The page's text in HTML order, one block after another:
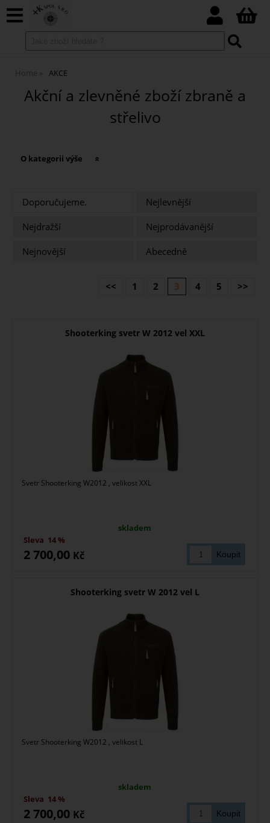
Home AKCE
Akční a zlevněné zboží zbraně a
střelivo
O kategorii výše
Doporučujeme.
Nejlevnější
Nejdražší
Nejprodávanější
Nejnovější
Abecedně
<< 1 2 3 4 5 >>
Shooterking svetr W 2012 vel XXL
Svetr Shooterking W2012 , velikost XXL
skladem
2 700,00 Kč
Sleva 14 %
Shooterking svetr W 2012 vel L
Svetr Shooterking W2012 , velikost L
skladem
2 700,00 Kč
Sleva 14 %